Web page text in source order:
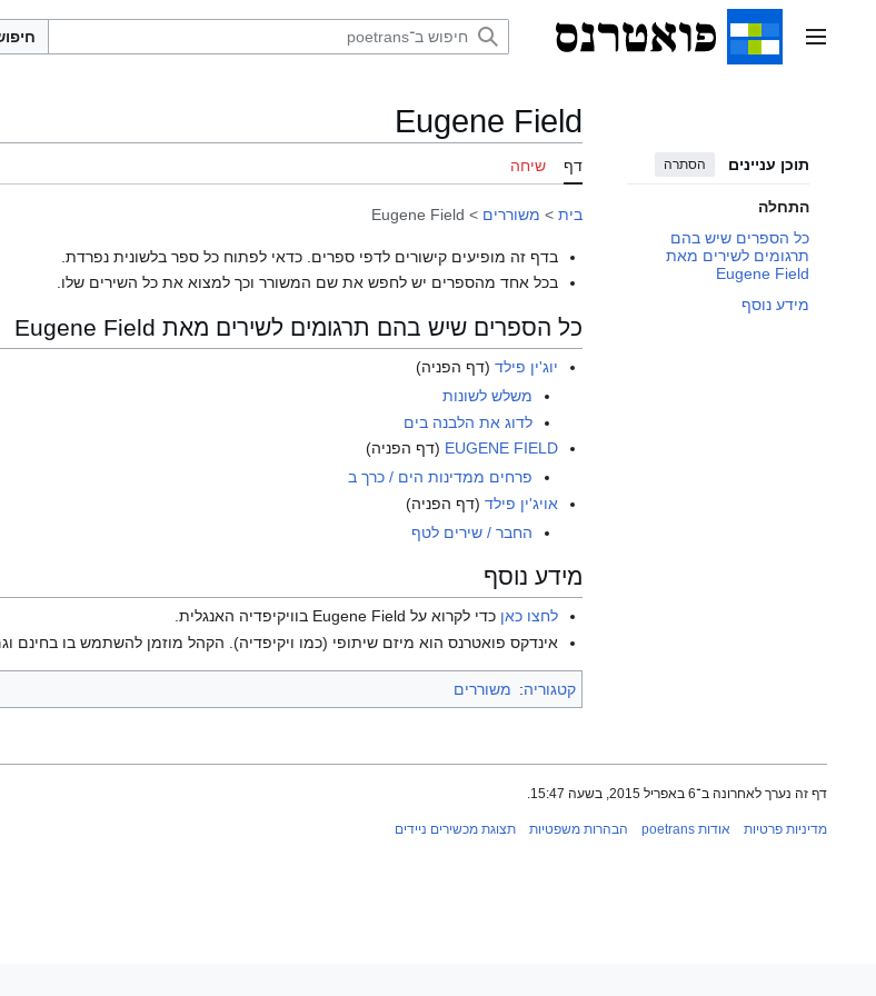
תפריט ראשי
תוכן עניינים הסתרה
התחלה
כל הספרים שיש בהם
תרגומים לשירים מאת
Eugene Field
מידע נוסף
Eugene Field
דף שיחה
בית > משוררים >
Eugene Field
בדף זה מופיעים קישורים לדפי ספרים. כדאי לפתוח כל ספר בלשונית נפרדת.
בכל אחד מהספרים יש לחפש את שם המשורר וכך למצוא את כל השירים שלו.
כל הספרים שיש בהם תרגומים לשירים מאת Eugene Field
יוג'ין פילד (דף הפניה)
משלש לשונות
לדוג את הלבנה בים
EUGENE FIELD (דף הפניה)
פרחים ממדינות הים / כרך ב
אויג'ין פילד (דף הפניה)
החבר / שירים לטף
מידע נוסף
לחצו כאן כדי לקרוא על Eugene Field בוויקיפדיה האנגלית.
אינדקס פואטרנס הוא מיזם שיתופי (כמו ויקיפדיה). הקהל מוזמן להשתמש בו בחינם
קטגוריה: משוררים
דף זה נערך לאחרונה ב־6 באפריל 2015, בשעה 15:47.
מדיניות פרטיות אודות poetrans הבהרות משפטיות תצוגת מכשירים ניידים